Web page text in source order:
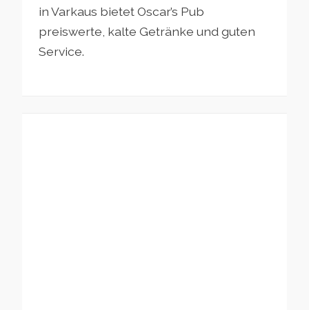
in Varkaus bietet Oscar’s Pub
preiswerte, kalte Getränke und guten
Service.